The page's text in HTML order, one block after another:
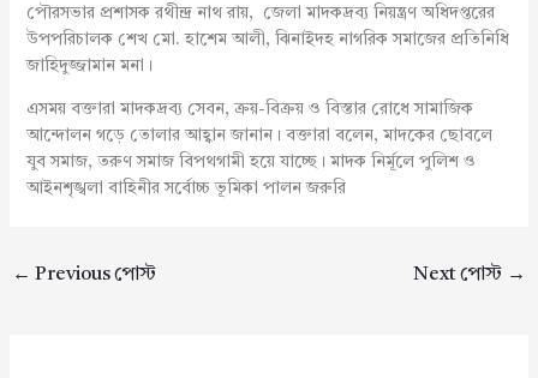
পৌরসভার প্রশাসক রথীন্দ্র নাথ রায়, জেলা মাদকদ্রব্য নিয়ন্ত্রণ অধিদপ্তরের
উপপরিচালক শেখ মো. হাশেম আলী, ঝিনাইদহ নাগরিক সমাজের প্রতিনিধি
জাহিদুজ্জামান মনা।
এসময় বক্তারা মাদকদ্রব্য সেবন, ক্রয়-বিক্রয় ও বিস্তার রোধে সামাজিক
আন্দোলন গড়ে তোলার আহ্বান জানান। বক্তারা বলেন, মাদকের ছোবলে
যুব সমাজ, তরুণ সমাজ বিপথগামী হয়ে যাচ্ছে। মাদক নির্মূলে পুলিশ ও
আইনশৃঙ্খলা বাহিনীর সর্বোচ্চ ভূমিকা পালন জরুরি
← Previous পোস্ট Next পোস্ট →